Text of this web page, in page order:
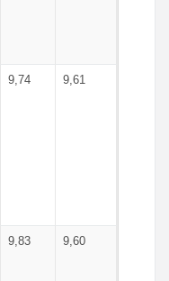
9,74 9,61
9,83 9,60